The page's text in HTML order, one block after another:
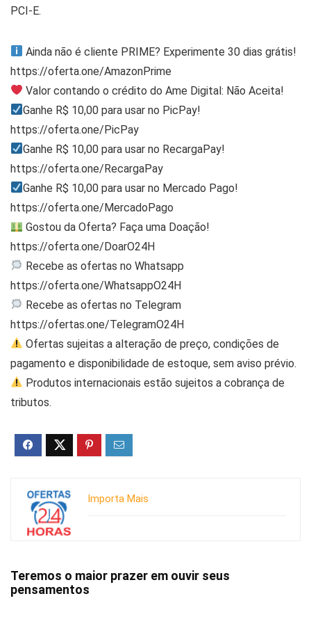
PCI-E.
Ainda não é cliente PRIME? Experimente 30 dias grátis!
https://oferta.one/AmazonPrime
Valor contando o crédito do Ame Digital: Não Aceita!
Ganhe R$ 10,00 para usar no PicPay!
https://oferta.one/PicPay
Ganhe R$ 10,00 para usar no RecargaPay!
https://oferta.one/RecargaPay
Ganhe R$ 10,00 para usar no Mercado Pago!
https://oferta.one/MercadoPago
Gostou da Oferta? Faça uma Doação!
https://oferta.one/DoarO24H
Recebe as ofertas no Whatsapp
https://oferta.one/WhatsappO24H
Recebe as ofertas no Telegram
https://ofertas.one/TelegramO24H
Ofertas sujeitas a alteração de preço, condições de
pagamento e disponibilidade de estoque, sem aviso prévio.
Produtos internacionais estão sujeitos a cobrança de
tributos.
Importa Mais
Teremos o maior prazer em ouvir seus
pensamentos